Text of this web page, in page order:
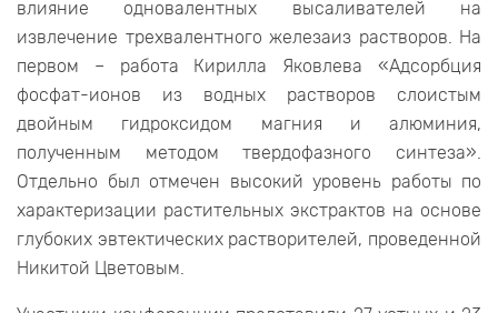
влияние одновалентных высаливателей на
извлечение трехвалентного железаиз растворов. На
первом – работа Кирилла Яковлева «Адсорбция
фосфат-ионов из водных растворов слоистым
двойным гидроксидом магния и алюминия,
полученным методом твердофазного синтеза».
Отдельно был отмечен высокий уровень работы по
характеризации растительных экстрактов на основе
глубоких эвтектических растворителей, проведенной
Никитой Цветовым.